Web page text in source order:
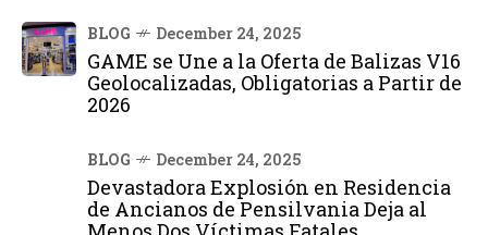
BLOG December 24, 2025
GAME se Une a la Oferta de Balizas V16
Geolocalizadas, Obligatorias a Partir de
2026
BLOG December 24, 2025
Devastadora Explosión en Residencia
de Ancianos de Pensilvania Deja al